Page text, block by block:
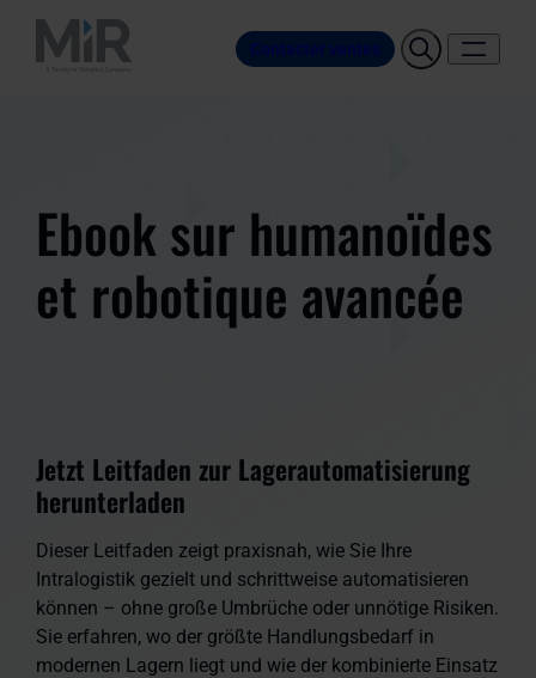
Contacter ventes
Ebook sur humanoïdes
et robotique avancée
Jetzt Leitfaden zur Lagerautomatisierung
herunterladen
Dieser Leitfaden zeigt praxisnah, wie Sie Ihre
Intralogistik gezielt und schrittweise automatisieren
können – ohne große Umbrüche oder unnötige Risiken.
Sie erfahren, wo der größte Handlungsbedarf in
modernen Lagern liegt und wie der kombinierte Einsatz